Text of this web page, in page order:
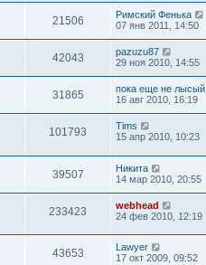
21506
Римский Фенька
07 янв 2011, 14:50
42043
pazuzu87
29 ноя 2010, 14:55
31865
пока еще не лысый
16 авг 2010, 16:19
101793
Tims
15 апр 2010, 10:23
39507
Hикита
14 мар 2010, 20:55
233423
webhead
24 фев 2010, 12:19
43653
Lawyer
17 окт 2009, 09:52